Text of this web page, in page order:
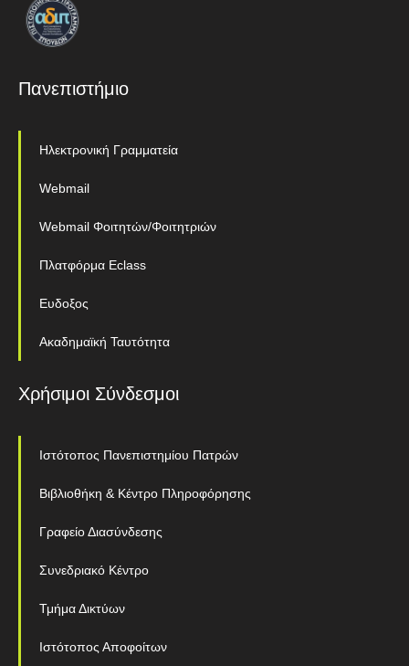
Πανεπιστήμιο
Ηλεκτρονική Γραμματεία
Webmail
Webmail Φοιτητών/Φοιτητριών
Πλατφόρμα Eclass
Ευδοξος
Ακαδημαϊκή Ταυτότητα
Χρήσιμοι Σύνδεσμοι
Ιστότοπος Πανεπιστημίου Πατρών
Βιβλιοθήκη & Κέντρο Πληροφόρησης
Γραφείο Διασύνδεσης
Συνεδριακό Κέντρο
Τμήμα Δικτύων
Ιστότοπος Αποφοίτων